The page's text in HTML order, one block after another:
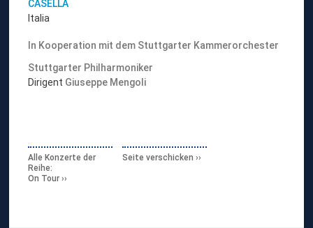
CASELLA
Italia
In Kooperation mit dem Stuttgarter Kammerorchester
Stuttgarter Philharmoniker
Dirigent Giuseppe Mengoli
Alle Konzerte der
Reihe:
On Tour
Seite verschicken